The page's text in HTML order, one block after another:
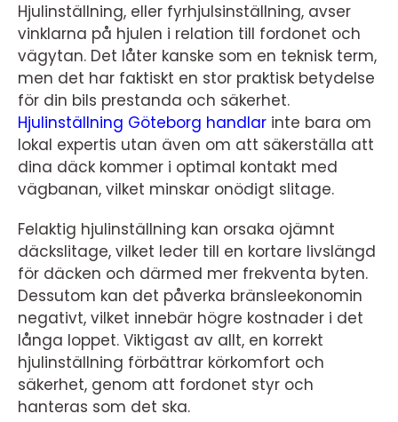
Hjulinställning, eller fyrhjulsinställning, avser
vinklarna på hjulen i relation till fordonet och
vägytan. Det låter kanske som en teknisk term,
men det har faktiskt en stor praktisk betydelse
för din bils prestanda och säkerhet.
Hjulinställning Göteborg handlar inte bara om
lokal expertis utan även om att säkerställa att
dina däck kommer i optimal kontakt med
vägbanan, vilket minskar onödigt slitage.
Felaktig hjulinställning kan orsaka ojämnt
däckslitage, vilket leder till en kortare livslängd
för däcken och därmed mer frekventa byten.
Dessutom kan det påverka bränsleekonomin
negativt, vilket innebär högre kostnader i det
långa loppet. Viktigast av allt, en korrekt
hjulinställning förbättrar körkomfort och
säkerhet, genom att fordonet styr och
hanteras som det ska.